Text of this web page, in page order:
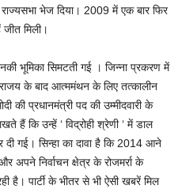
भेज दिया। 2009 में एक बार फिर
जीत मिली।
भूमिका सिमटती गई । जिन्ना प्रकरण में
के बाद आत्ममंथन के लिए तत्कालीन
की प्रधानमंत्री पद की उम्मीदवारी के
हैं कि उन्हें ‘ विद्रोही श्रेणी ‘ में डाल
दी गई। सिन्हा का दावा है कि 2014 आने
अपने निर्वाचन क्षेत्र के रोजमर्रा के
है। पार्टी के भीतर से भी ऐसी खबरें मिल